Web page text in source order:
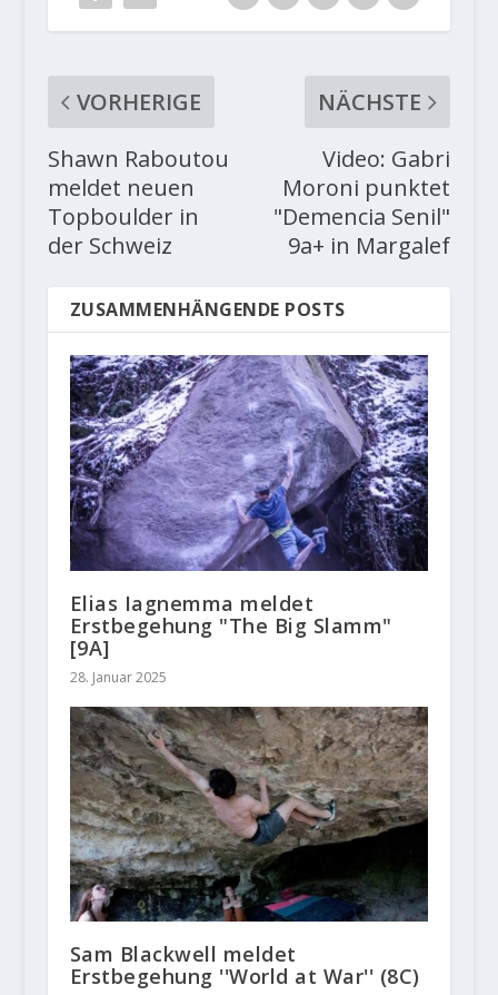
VORHERIGE
Shawn Raboutou
meldet neuen
Topboulder in
der Schweiz
NÄCHSTE
Video: Gabri
Moroni punktet
"Demencia Senil"
9a+ in Margalef
ZUSAMMENHÄNGENDE POSTS
Elias Iagnemma meldet
Erstbegehung "The Big Slamm"
[9A]
28. Januar 2025
Sam Blackwell meldet
Erstbegehung ''World at War'' (8C)